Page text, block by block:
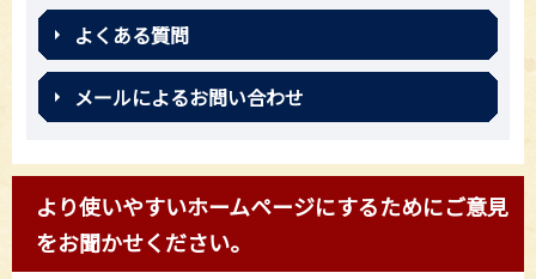
よくある質問
メールによるお問い合わせ
より使いやすいホームページにするためにご意見
をお聞かせください。